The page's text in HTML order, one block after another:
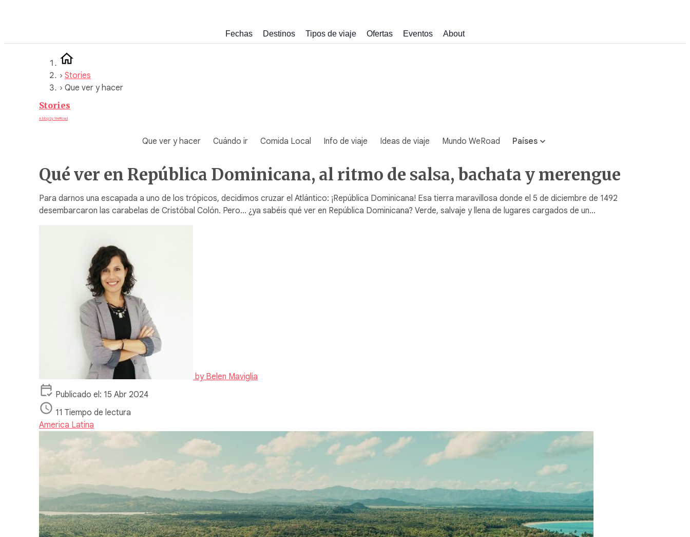
Fechas Destinos Tipos de viaje Ofertas Eventos About
› Stories
› Que ver y hacer
Stories
A blog by WeRoad
Que ver y hacer Cuándo ir Comida Local Info de viaje Ideas de viaje Mundo WeRoad Países
Qué ver en República Dominicana, al ritmo de salsa, bachata y merengue
Para darnos una escapada a uno de los trópicos, decidimos cruzar el Atlántico: ¡República Dominicana! Esa tierra maravillosa donde el 5 de diciembre de 1492
desembarcaron las carabelas de Cristóbal Colón. Pero… ¿ya sabéis qué ver en República Dominicana? Verde, salvaje y llena de lugares cargados de un…
by Belen Maviglia
Publicado el: 15 Abr 2024
11 Tiempo de lectura
America Latina